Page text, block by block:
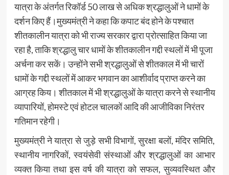
यात्रा के अंतर्गत रिकॉर्ड 50 लाख से अधिक श्रद्धालुओं ने धामों के
दर्शन किए हैं।मुख्यमंत्री ने कहा कि कपाट बंद होने के पश्चात
शीतकालीन यात्रा को भी राज्य सरकार द्वारा प्रोत्साहित किया जा
रहा है, ताकि श्रद्धालु चार धामों के शीतकालीन गद्दी स्थलों में भी पूजा
अर्चना कर सकें। उन्होंने सभी श्रद्धालुओं से शीतकाल में भी चारों
धामों के गद्दी स्थलों में आकर भगवान का आशीर्वाद प्राप्त करने का
आग्रह किय। शीतकाल में भी श्रद्धालुओं के यात्रा करने से स्थानीय
व्यापारियों, होमस्टे एवं होटल चालकों आदि की आजीविका निरंतर
गतिमान रहेगी।
मुख्यमंत्री ने यात्रा से जुड़े सभी विभागों, सुरक्षा बलों, मंदिर समिति,
स्थानीय नागरिकों, स्वयंसेवी संस्थाओं और श्रद्धालुओं का आभार
व्यक्त किया तथा इस वर्ष की यात्रा को सफल, सुव्यवस्थित और